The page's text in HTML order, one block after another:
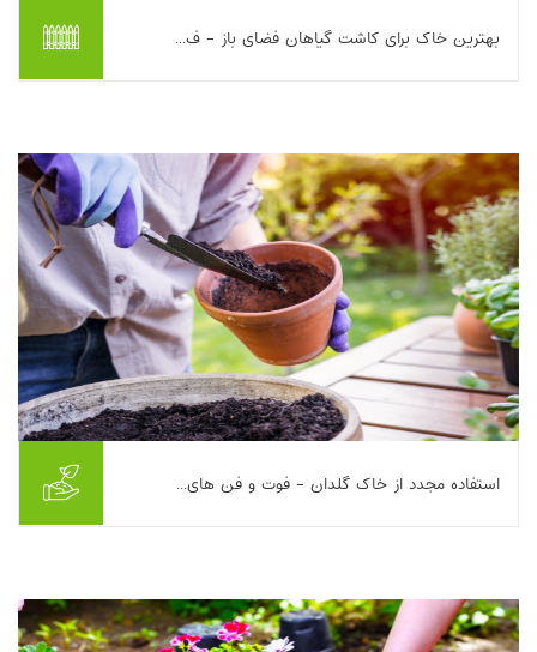
این مقاله به بررسی نقش بافت خاک در موفقیت کشت گیاهان فضای
بیشتر بخوانیم ...
بهترین خاک برای کاشت گیاهان فضای باز - ف...
این مطلب به بررسی امکان و روش‌های استفاده مجدد از خاک گلدان
بیشتر بخوانیم ...
استفاده مجدد از خاک گلدان - فوت و فن های...